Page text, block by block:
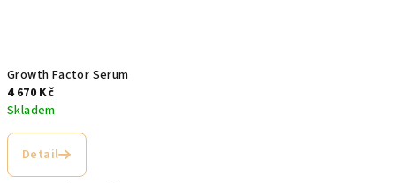
Growth Factor Serum
4 670 Kč
Skladem
Detail